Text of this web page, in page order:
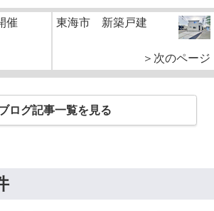
催 東海市 新築戸建
＞次のページ
ログ記事一覧を見る